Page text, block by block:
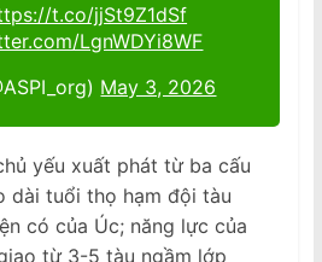
t.co/jjSt9Z1dSf
LgnWDYi8WF
May 3, 2026
yếu xuất phát từ ba cấu
dài tuổi thọ hạm đội tàu
có của Úc; năng lực của
từ 3-5 tàu ngầm lớp